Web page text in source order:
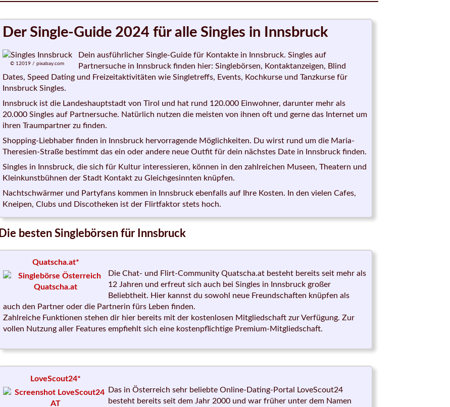
Der Single-Guide 2024 für alle Singles in Innsbruck
© 12019 / pixabay.com
Dein ausführlicher Single-Guide für Kontakte in Innsbruck. Singles auf
Partnersuche in Innsbruck finden hier: Singlebörsen, Kontaktanzeigen, Blind
Dates, Speed Dating und Freizeitaktivitäten wie Singletreffs, Events, Kochkurse und Tanzkurse für
Innsbruck Singles.
Innsbruck ist die Landeshauptstadt von Tirol und hat rund 120.000 Einwohner, darunter mehr als
20.000 Singles auf Partnersuche. Natürlich nutzen die meisten von ihnen oft und gerne das Internet um
ihren Traumpartner zu finden.
Shopping-Liebhaber finden in Innsbruck hervorragende Möglichkeiten. Du wirst rund um die Maria-
Theresien-Straße bestimmt das ein oder andere neue Outfit für dein nächstes Date in Innsbruck finden.
Singles in Innsbruck, die sich für Kultur interessieren, können in den zahlreichen Museen, Theatern und
Kleinkunstbühnen der Stadt Kontakt zu Gleichgesinnten knüpfen.
Nachtschwärmer und Partyfans kommen in Innsbruck ebenfalls auf Ihre Kosten. In den vielen Cafes,
Kneipen, Clubs und Discotheken ist der Flirtfaktor stets hoch.
Die besten Singlebörsen für Innsbruck
Quatscha.at*
Die Chat- und Flirt-Community Quatscha.at besteht bereits seit mehr als
12 Jahren und erfreut sich auch bei Singles in Innsbruck großer
Beliebtheit. Hier kannst du sowohl neue Freundschaften knüpfen als
auch den Partner oder die Partnerin fürs Leben finden.
Zahlreiche Funktionen stehen dir hier bereits mit der kostenlosen Mitgliedschaft zur Verfügung. Zur
vollen Nutzung aller Features empfiehlt sich eine kostenpflichtige Premium-Mitgliedschaft.
LoveScout24*
Das in Österreich sehr beliebte Online-Dating-Portal LoveScout24
besteht bereits seit dem Jahr 2000 und war früher unter dem Namen